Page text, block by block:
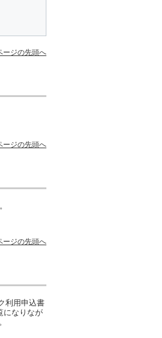
ージの先頭へ
ージの先頭へ
ージの先頭へ
利用申込書
になりなが